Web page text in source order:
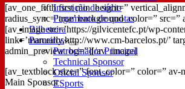
Inscrição de sócio
Pagamento de quotas
Bilheteira
Parceiros
Patrocinador Principal
Technical Sponsor
Oficial Sponsor
ESports
[av_one_fifth first min_height=”
radius_sync=’true’ background_color=”
[av_image src=’https://gilvicentefc.pt/wp-
link=’manually,http://www.cm-barcelos.pt/’
admin_preview_bg=”][/av_image]
[av_textblock size=” font_color=” color=”
Main Sponsor